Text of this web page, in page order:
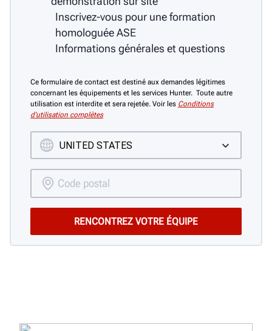
Inscrivez-vous pour une formation
homologuée ASE
Informations générales et questions
Ce formulaire de contact est destiné aux demandes légitimes
concernant les équipements et les services Hunter. Toute autre
utilisation est interdite et sera rejetée. Voir les Conditions
d’utilisation complètes